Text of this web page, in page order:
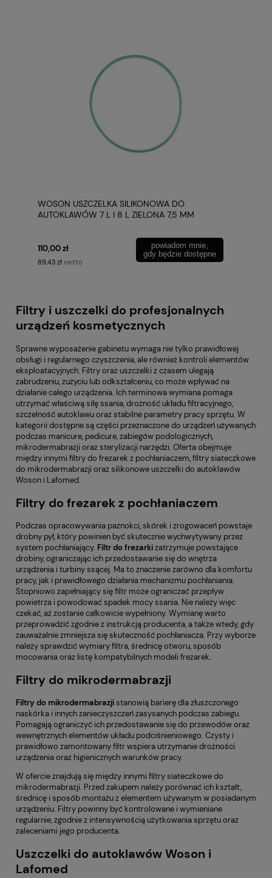
WOSON USZCZELKA SILIKONOWA DO
AUTOKLAWÓW 7 L I 8 L ZIELONA 7,5 MM
110,00 zł
89,43 zł netto
powiadom mnie,
gdy będzie dostępne
Filtry i uszczelki do profesjonalnych
urządzeń kosmetycznych
Sprawne wyposażenie gabinetu wymaga nie tylko prawidłowej
obsługi i regularnego czyszczenia, ale również kontroli elementów
eksploatacyjnych. Filtry oraz uszczelki z czasem ulegają
zabrudzeniu, zużyciu lub odkształceniu, co może wpływać na
działanie całego urządzenia. Ich terminowa wymiana pomaga
utrzymać właściwą siłę ssania, drożność układu filtracyjnego,
szczelność autoklawu oraz stabilne parametry pracy sprzętu. W
kategorii dostępne są części przeznaczone do urządzeń używanych
podczas manicure, pedicure, zabiegów podologicznych,
mikrodermabrazji oraz sterylizacji narzędzi. Oferta obejmuje
między innymi filtry do frezarek z pochłaniaczem, filtry siateczkowe
do mikrodermabrazji oraz silikonowe uszczelki do autoklawów
Woson i Lafomed.
Filtry do frezarek z pochłaniaczem
Podczas opracowywania paznokci, skórek i zrogowaceń powstaje
drobny pył, który powinien być skutecznie wychwytywany przez
system pochłaniający. Filtr do frezarkizatrzymuje powstające
drobiny, ograniczając ich przedostawanie się do wnętrza
urządzenia i turbiny ssącej. Ma to znaczenie zarówno dla komfortu
pracy, jak i prawidłowego działania mechanizmu pochłaniania.
Stopniowo zapełniający się filtr może ograniczać przepływ
powietrza i powodować spadek mocy ssania. Nie należy więc
czekać, aż zostanie całkowicie wypełniony. Wymianę warto
przeprowadzić zgodnie z instrukcją producenta, a także wtedy, gdy
zauważalnie zmniejsza się skuteczność pochłaniacza. Przy wyborze
należy sprawdzić wymiary filtra, średnicę otworu, sposób
mocowania oraz listę kompatybilnych modeli frezarek.
Filtry do mikrodermabrazji
Filtry do mikrodermabrazjistanowią barierę dla złuszczonego
naskórka i innych zanieczyszczeń zasysanych podczas zabiegu.
Pomagają ograniczyć ich przedostawanie się do przewodów oraz
wewnętrznych elementów układu podciśnieniowego. Czysty i
prawidłowo zamontowany filtr wspiera utrzymanie drożności
urządzenia oraz higienicznych warunków pracy.
W ofercie znajdują się między innymi filtry siateczkowe do
mikrodermabrazji. Przed zakupem należy porównać ich kształt,
średnicę i sposób montażu z elementem używanym w posiadanym
urządzeniu. Filtry powinny być kontrolowane i wymieniane
regularnie, zgodnie z intensywnością użytkowania sprzętu oraz
zaleceniami jego producenta.
Uszczelki do autoklawów Woson i
Lafomed